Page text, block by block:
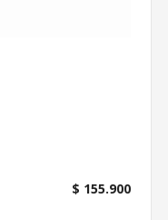
$ 155.900